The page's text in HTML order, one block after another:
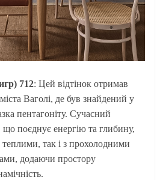
712: Цей відтінок отримав
міста Ваголі, де був знайдений у
пентагоніту. Сучасний
поєднує енергію та глибину,
теплими, так і з прохолодними
додаючи простору